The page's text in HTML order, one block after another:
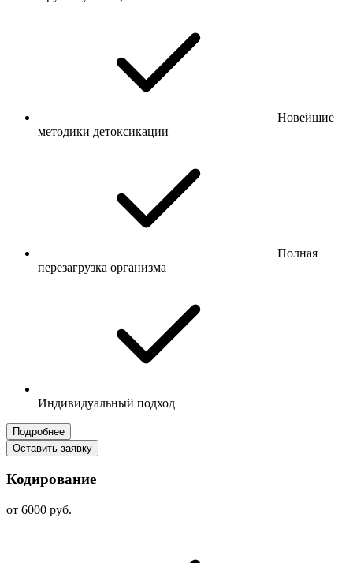
Новейшие
методики детоксикации
Полная
перезагрузка организма
Индивидуальный подход
Подробнее
Оставить заявку
Кодирование
от 6000 руб.